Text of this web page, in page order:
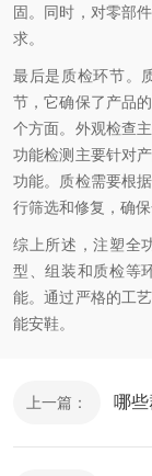
固。同时，对零部
求。
最后是质检环节。
节，它确保了产品
个方面。外观检查
功能检测主要针对
功能。质检需要根
行筛选和修复，确
综上所述，注塑全
型、组装和质检等
能。通过严格的工
能安鞋。
上一篇： 哪